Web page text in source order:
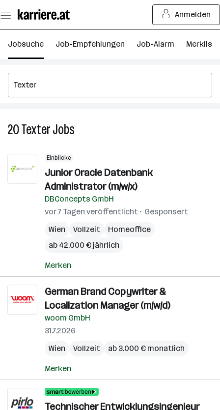
Seiteninhalt
springen
Anmelden
Jobsuche Job-Empfehlungen Job-Alarm Merkliste
20TexterJobs
Einblicke
Junior Oracle Datenbank
Administrator (m/w/x)
DBConcepts GmbH
vor 7 Tagen veröffentlicht
Gesponsert
Wien
Vollzeit
Homeoffice
ab 42.000 € jährlich
Merken
German Brand Copywriter &
Localization Manager (m/w/d)
woom GmbH
31.7.2026
Wien
Vollzeit ab 3.000 € monatlich
Merken
Technischer Entwicklungsingenieur